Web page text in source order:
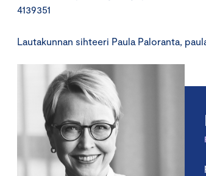
4139351
Lautakunnan sihteeri Paula Paloranta,